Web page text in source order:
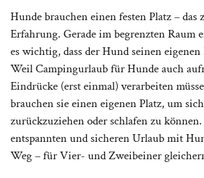
Hunde brauchen einen festen Platz – das
Erfahrung. Gerade im begrenzten Raum
es wichtig, dass der Hund seinen
Weil Campingurlaub für Hunde auch
Eindrücke (erst einmal) verarbeiten
brauchen sie einen eigenen Platz, um
zurückzuziehen oder schlafen zu
entspannten und sicheren Urlaub mit
Weg – für Vier- und Zweibeiner